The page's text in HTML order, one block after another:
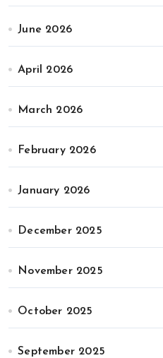
June 2026
April 2026
March 2026
February 2026
January 2026
December 2025
November 2025
October 2025
September 2025